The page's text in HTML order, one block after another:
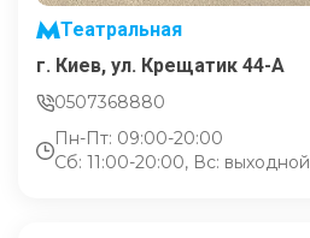
Театральная
г. Киев, ул. Крещатик 44-А
0507368880
Пн-Пт: 09:00-20:00
Сб: 11:00-20:00, Вс: выходной